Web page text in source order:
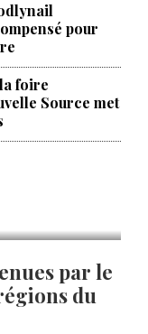
pour
foire
Source met
lance la
par le
du